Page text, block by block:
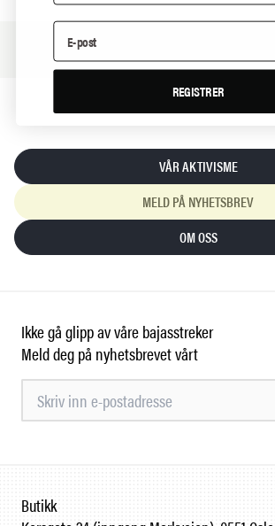
VÅR AKTIVISME
MELD PÅ NYHETSBREV
OM OSS
Ikke gå glipp av våre bajasstreker
Meld deg på nyhetsbrevet vårt
Butikk
REGISTRER